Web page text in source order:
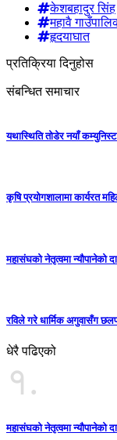
केशबहादुर सिंह
महावै
हृदयाघात
प्रतिक्रिया दिनुहोस
संबन्धित समाचार
यथास्थिति तोडेर नयाँ
कृषि प्रयोगशालामा कार्यरत
महासंघको नेतृत्वमा न्यौपानेको
रविले गरे धार्मिक अगुवासँग
धेरै पढिएको
१.
महासंघको नेतृत्वमा न्यौपानेको